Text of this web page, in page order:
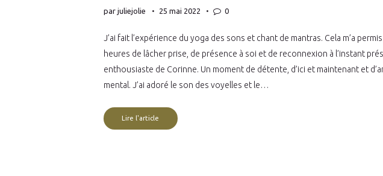
par juliejolie 25 mai 2022 0
J’ai fait l’expérience du yoga des sons et chant de mantras. Cela m’a
heures de lâcher prise, de présence à soi et de reconnexion à l’instant
enthousiaste de Corinne. Un moment de détente, d’ici et maintenant et
mental. J’ai adoré le son des voyelles et le…
Lire l'article